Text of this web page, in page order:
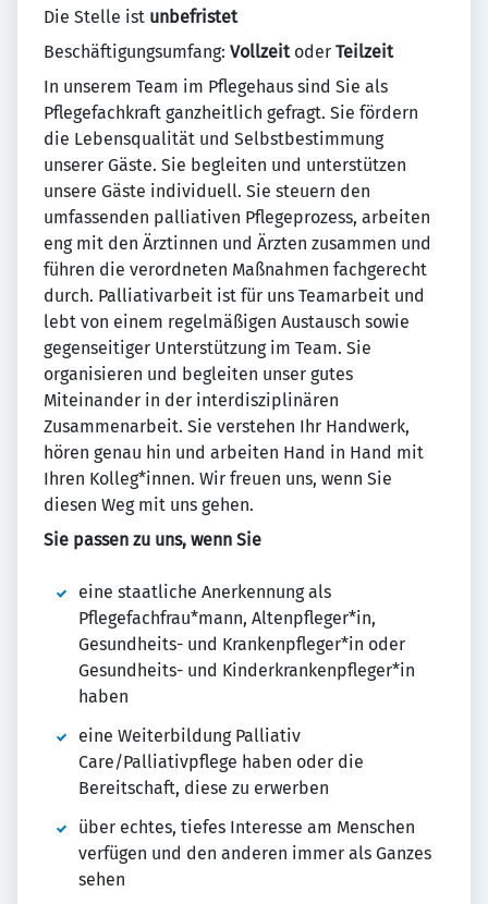
Die Stelle ist unbefristet
Beschäftigungsumfang: Vollzeit oder Teilzeit
In unserem Team im Pflegehaus sind Sie als
Pflegefachkraft ganzheitlich gefragt. Sie fördern
die Lebensqualität und Selbstbestimmung
unserer Gäste. Sie begleiten und unterstützen
unsere Gäste individuell. Sie steuern den
umfassenden palliativen Pflegeprozess, arbeiten
eng mit den Ärztinnen und Ärzten zusammen und
führen die verordneten Maßnahmen fachgerecht
durch. Palliativarbeit ist für uns Teamarbeit und
lebt von einem regelmäßigen Austausch sowie
gegenseitiger Unterstützung im Team. Sie
organisieren und begleiten unser gutes
Miteinander in der interdisziplinären
Zusammenarbeit. Sie verstehen Ihr Handwerk,
hören genau hin und arbeiten Hand in Hand mit
Ihren Kolleg*innen. Wir freuen uns, wenn Sie
diesen Weg mit uns gehen.
Sie passen zu uns, wenn Sie
eine staatliche Anerkennung als
Pflegefachfrau*mann, Altenpfleger*in,
Gesundheits- und Krankenpfleger*in oder
Gesundheits- und Kinderkrankenpfleger*in
haben
eine Weiterbildung Palliativ
Care/Palliativpflege haben oder die
Bereitschaft, diese zu erwerben
über echtes, tiefes Interesse am Menschen
verfügen und den anderen immer als Ganzes
sehen